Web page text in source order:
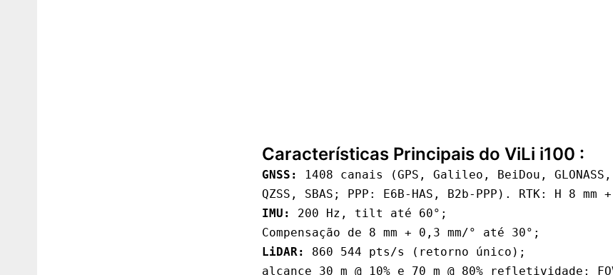
Características Principais do ViLi i100 :
GNSS:
1408 canais (GPS, Galileo, BeiDou, GLONASS,
IMU:
200 Hz, tilt até 60°;
LiDAR:
860 544 pts/s (retorno único);